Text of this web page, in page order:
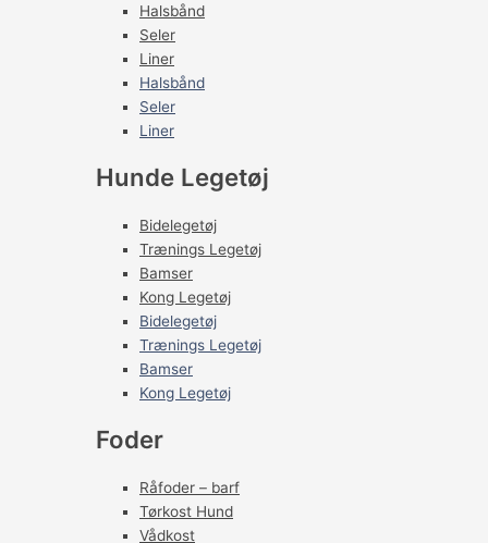
Halsbånd
Seler
Liner
Halsbånd
Seler
Liner
Hunde Legetøj
Bidelegetøj
Trænings Legetøj
Bamser
Kong Legetøj
Bidelegetøj
Trænings Legetøj
Bamser
Kong Legetøj
Foder
Råfoder – barf
Tørkost Hund
Vådkost